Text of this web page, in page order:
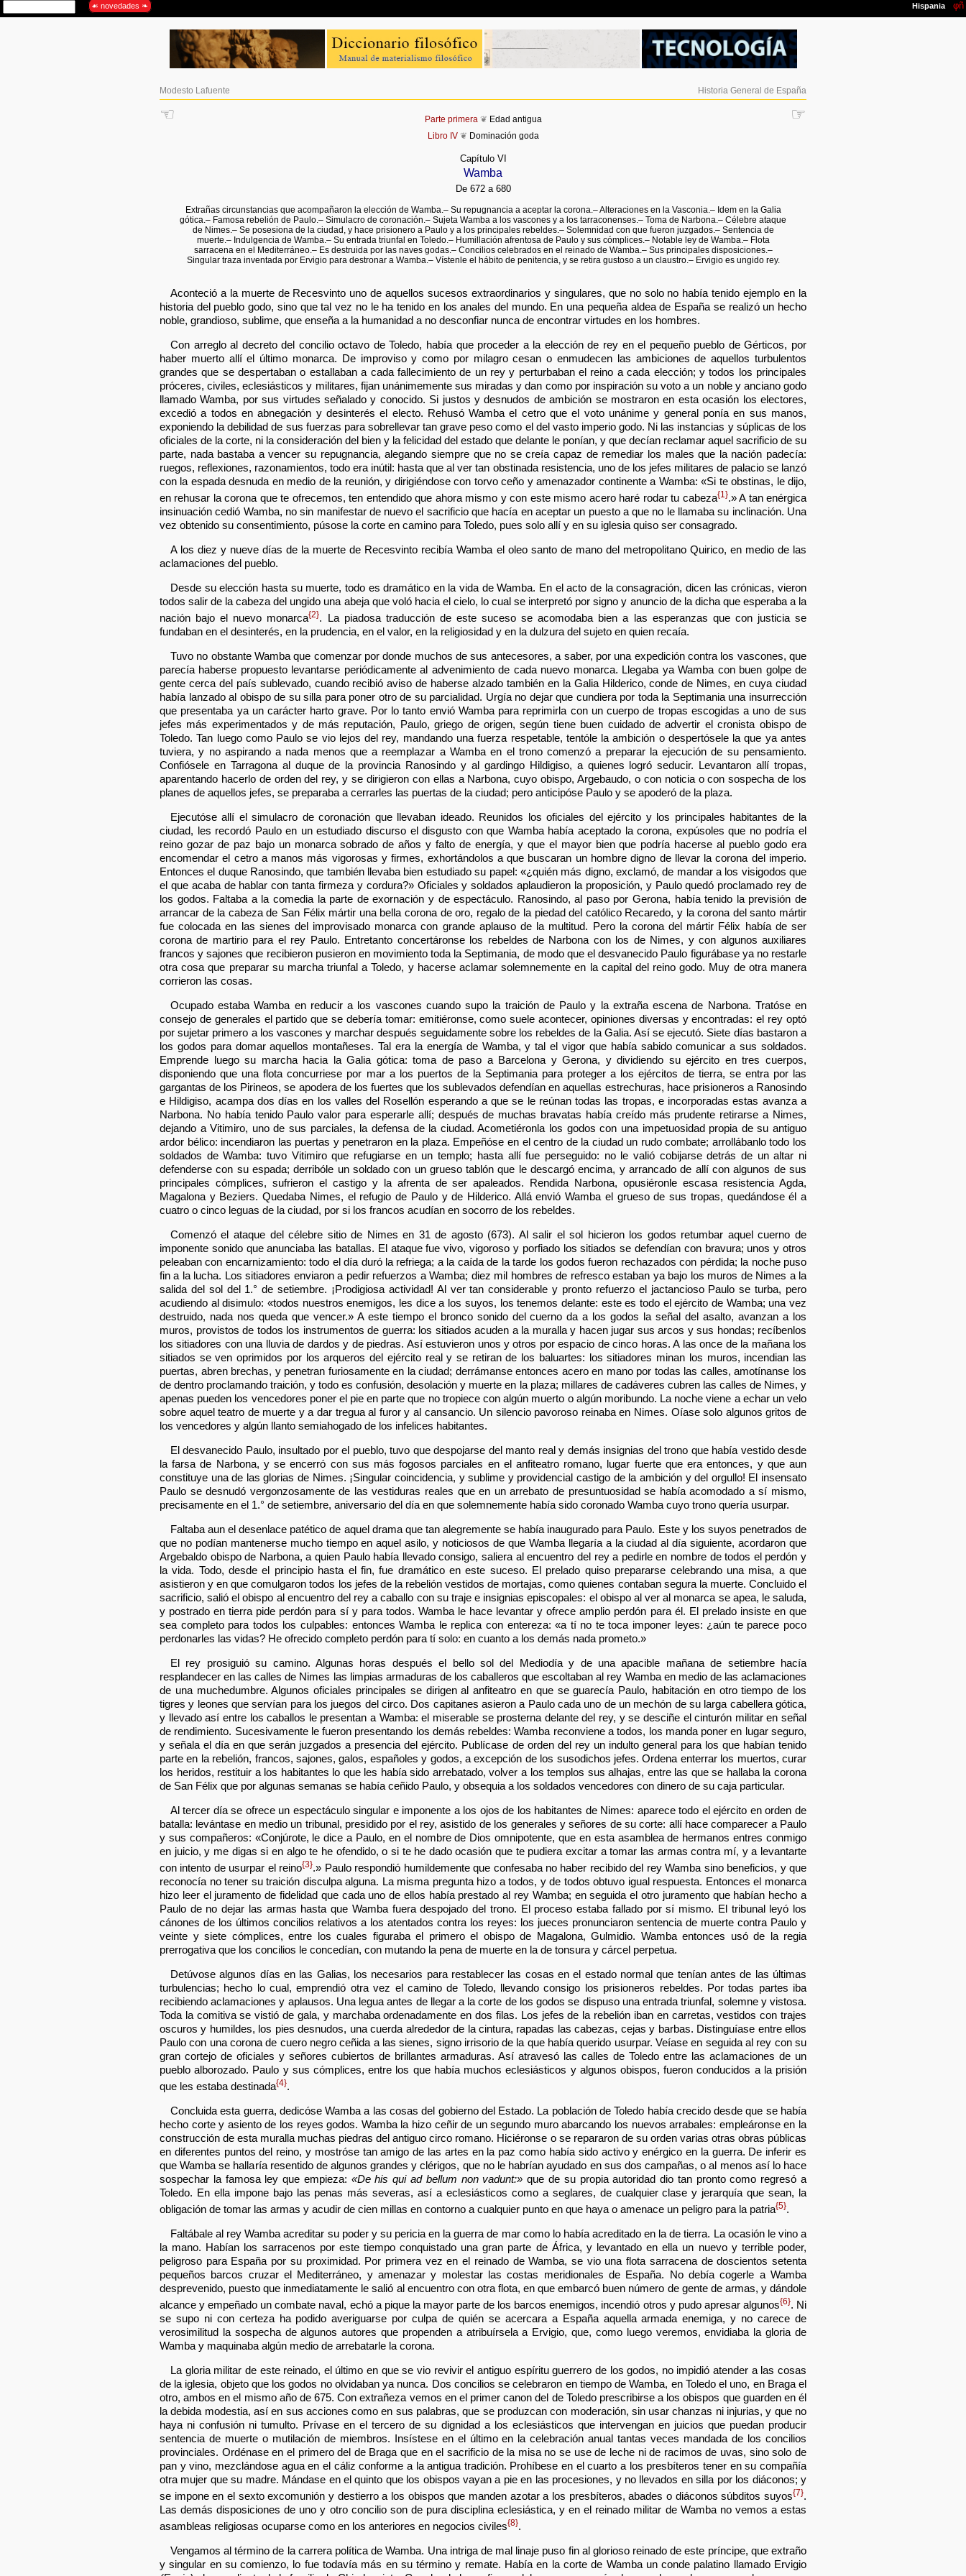
Modesto Lafuente Historia General de España
☜ ☞
Parte primera ❦ Edad antigua
Libro IV ❦ Dominación goda
Capítulo VI
Wamba
De 672 a 680
Extrañas circunstancias que acompañaron la elección de Wamba.– Su repugnancia a aceptar la corona.– Alteraciones en la Vasconia.– Idem en la Galia
gótica.– Famosa rebelión de Paulo.– Simulacro de coronación.– Sujeta Wamba a los vascones y a los tarraconenses.– Toma de Narbona.– Célebre ataque
de Nimes.– Se posesiona de la ciudad, y hace prisionero a Paulo y a los principales rebeldes.– Solemnidad con que fueron juzgados.– Sentencia de
muerte.– Indulgencia de Wamba.– Su entrada triunfal en Toledo.– Humillación afrentosa de Paulo y sus cómplices.– Notable ley de Wamba.– Flota
sarracena en el Mediterráneo.– Es destruida por las naves godas.– Concilios celebrados en el reinado de Wamba.– Sus principales disposiciones.–
Singular traza inventada por Ervigio para destronar a Wamba.– Vístenle el hábito de penitencia, y se retira gustoso a un claustro.– Ervigio es ungido rey.
Aconteció a la muerte de Recesvinto uno de aquellos sucesos extraordinarios y singulares, que no solo no había tenido ejemplo en la
historia del pueblo godo, sino que tal vez no le ha tenido en los anales del mundo. En una pequeña aldea de España se realizó un hecho
noble, grandioso, sublime, que enseña a la humanidad a no desconfiar nunca de encontrar virtudes en los hombres.
Con arreglo al decreto del concilio octavo de Toledo, había que proceder a la elección de rey en el pequeño pueblo de Gérticos, por
haber muerto allí el último monarca. De improviso y como por milagro cesan o enmudecen las ambiciones de aquellos turbulentos
grandes que se despertaban o estallaban a cada fallecimiento de un rey y perturbaban el reino a cada elección; y todos los principales
próceres, civiles, eclesiásticos y militares, fijan unánimemente sus miradas y dan como por inspiración su voto a un noble y anciano godo
llamado Wamba, por sus virtudes señalado y conocido. Si justos y desnudos de ambición se mostraron en esta ocasión los electores,
excedió a todos en abnegación y desinterés el electo. Rehusó Wamba el cetro que el voto unánime y general ponía en sus manos,
exponiendo la debilidad de sus fuerzas para sobrellevar tan grave peso como el del vasto imperio godo. Ni las instancias y súplicas de los
oficiales de la corte, ni la consideración del bien y la felicidad del estado que delante le ponían, y que decían reclamar aquel sacrificio de su
parte, nada bastaba a vencer su repugnancia, alegando siempre que no se creía capaz de remediar los males que la nación padecía:
ruegos, reflexiones, razonamientos, todo era inútil: hasta que al ver tan obstinada resistencia, uno de los jefes militares de palacio se lanzó
con la espada desnuda en medio de la reunión, y dirigiéndose con torvo ceño y amenazador continente a Wamba: «Si te obstinas, le dijo,
en rehusar la corona que te ofrecemos, ten entendido que ahora mismo y con este mismo acero haré rodar tu cabeza{1}.» A tan enérgica
insinuación cedió Wamba, no sin manifestar de nuevo el sacrificio que hacía en aceptar un puesto a que no le llamaba su inclinación. Una
vez obtenido su consentimiento, púsose la corte en camino para Toledo, pues solo allí y en su iglesia quiso ser consagrado.
A los diez y nueve días de la muerte de Recesvinto recibía Wamba el oleo santo de mano del metropolitano Quirico, en medio de las
aclamaciones del pueblo.
Desde su elección hasta su muerte, todo es dramático en la vida de Wamba. En el acto de la consagración, dicen las crónicas, vieron
todos salir de la cabeza del ungido una abeja que voló hacia el cielo, lo cual se interpretó por signo y anuncio de la dicha que esperaba a la
nación bajo el nuevo monarca{2}. La piadosa traducción de este suceso se acomodaba bien a las esperanzas que con justicia se
fundaban en el desinterés, en la prudencia, en el valor, en la religiosidad y en la dulzura del sujeto en quien recaía.
Tuvo no obstante Wamba que comenzar por donde muchos de sus antecesores, a saber, por una expedición contra los vascones, que
parecía haberse propuesto levantarse periódicamente al advenimiento de cada nuevo monarca. Llegaba ya Wamba con buen golpe de
gente cerca del país sublevado, cuando recibió aviso de haberse alzado también en la Galia Hilderico, conde de Nimes, en cuya ciudad
había lanzado al obispo de su silla para poner otro de su parcialidad. Urgía no dejar que cundiera por toda la Septimania una insurrección
que presentaba ya un carácter harto grave. Por lo tanto envió Wamba para reprimirla con un cuerpo de tropas escogidas a uno de sus
jefes más experimentados y de más reputación, Paulo, griego de origen, según tiene buen cuidado de advertir el cronista obispo de
Toledo. Tan luego como Paulo se vio lejos del rey, mandando una fuerza respetable, tentóle la ambición o despertósele la que ya antes
tuviera, y no aspirando a nada menos que a reemplazar a Wamba en el trono comenzó a preparar la ejecución de su pensamiento.
Confiósele en Tarragona al duque de la provincia Ranosindo y al gardingo Hildigiso, a quienes logró seducir. Levantaron allí tropas,
aparentando hacerlo de orden del rey, y se dirigieron con ellas a Narbona, cuyo obispo, Argebaudo, o con noticia o con sospecha de los
planes de aquellos jefes, se preparaba a cerrarles las puertas de la ciudad; pero anticipóse Paulo y se apoderó de la plaza.
Ejecutóse allí el simulacro de coronación que llevaban ideado. Reunidos los oficiales del ejército y los principales habitantes de la
ciudad, les recordó Paulo en un estudiado discurso el disgusto con que Wamba había aceptado la corona, expúsoles que no podría el
reino gozar de paz bajo un monarca sobrado de años y falto de energía, y que el mayor bien que podría hacerse al pueblo godo era
encomendar el cetro a manos más vigorosas y firmes, exhortándolos a que buscaran un hombre digno de llevar la corona del imperio.
Entonces el duque Ranosindo, que también llevaba bien estudiado su papel: «¿quién más digno, exclamó, de mandar a los visigodos que
el que acaba de hablar con tanta firmeza y cordura?» Oficiales y soldados aplaudieron la proposición, y Paulo quedó proclamado rey de
los godos. Faltaba a la comedia la parte de exornación y de espectáculo. Ranosindo, al paso por Gerona, había tenido la previsión de
arrancar de la cabeza de San Félix mártir una bella corona de oro, regalo de la piedad del católico Recaredo, y la corona del santo mártir
fue colocada en las sienes del improvisado monarca con grande aplauso de la multitud. Pero la corona del mártir Félix había de ser
corona de martirio para el rey Paulo. Entretanto concertáronse los rebeldes de Narbona con los de Nimes, y con algunos auxiliares
francos y sajones que recibieron pusieron en movimiento toda la Septimania, de modo que el desvanecido Paulo figurábase ya no restarle
otra cosa que preparar su marcha triunfal a Toledo, y hacerse aclamar solemnemente en la capital del reino godo. Muy de otra manera
corrieron las cosas.
Ocupado estaba Wamba en reducir a los vascones cuando supo la traición de Paulo y la extraña escena de Narbona. Tratóse en
consejo de generales el partido que se debería tomar: emitiéronse, como suele acontecer, opiniones diversas y encontradas: el rey optó
por sujetar primero a los vascones y marchar después seguidamente sobre los rebeldes de la Galia. Así se ejecutó. Siete días bastaron a
los godos para domar aquellos montañeses. Tal era la energía de Wamba, y tal el vigor que había sabido comunicar a sus soldados.
Emprende luego su marcha hacia la Galia gótica: toma de paso a Barcelona y Gerona, y dividiendo su ejército en tres cuerpos,
disponiendo que una flota concurriese por mar a los puertos de la Septimania para proteger a los ejércitos de tierra, se entra por las
gargantas de los Pirineos, se apodera de los fuertes que los sublevados defendían en aquellas estrechuras, hace prisioneros a Ranosindo
e Hildigiso, acampa dos días en los valles del Rosellón esperando a que se le reúnan todas las tropas, e incorporadas estas avanza a
Narbona. No había tenido Paulo valor para esperarle allí; después de muchas bravatas había creído más prudente retirarse a Nimes,
dejando a Vitimiro, uno de sus parciales, la defensa de la ciudad. Acometiéronla los godos con una impetuosidad propia de su antiguo
ardor bélico: incendiaron las puertas y penetraron en la plaza. Empeñóse en el centro de la ciudad un rudo combate; arrollábanlo todo los
soldados de Wamba: tuvo Vitimiro que refugiarse en un templo; hasta allí fue perseguido: no le valió cobijarse detrás de un altar ni
defenderse con su espada; derribóle un soldado con un grueso tablón que le descargó encima, y arrancado de allí con algunos de sus
principales cómplices, sufrieron el castigo y la afrenta de ser apaleados. Rendida Narbona, opusiéronle escasa resistencia Agda,
Magalona y Beziers. Quedaba Nimes, el refugio de Paulo y de Hilderico. Allá envió Wamba el grueso de sus tropas, quedándose él a
cuatro o cinco leguas de la ciudad, por si los francos acudían en socorro de los rebeldes.
Comenzó el ataque del célebre sitio de Nimes en 31 de agosto (673). Al salir el sol hicieron los godos retumbar aquel cuerno de
imponente sonido que anunciaba las batallas. El ataque fue vivo, vigoroso y porfiado los sitiados se defendían con bravura; unos y otros
peleaban con encarnizamiento: todo el día duró la refriega; a la caída de la tarde los godos fueron rechazados con pérdida; la noche puso
fin a la lucha. Los sitiadores enviaron a pedir refuerzos a Wamba; diez mil hombres de refresco estaban ya bajo los muros de Nimes a la
salida del sol del 1.° de setiembre. ¡Prodigiosa actividad! Al ver tan considerable y pronto refuerzo el jactancioso Paulo se turba, pero
acudiendo al disimulo: «todos nuestros enemigos, les dice a los suyos, los tenemos delante: este es todo el ejército de Wamba; una vez
destruido, nada nos queda que vencer.» A este tiempo el bronco sonido del cuerno da a los godos la señal del asalto, avanzan a los
muros, provistos de todos los instrumentos de guerra: los sitiados acuden a la muralla y hacen jugar sus arcos y sus hondas; recíbenlos
los sitiadores con una lluvia de dardos y de piedras. Así estuvieron unos y otros por espacio de cinco horas. A las once de la mañana los
sitiados se ven oprimidos por los arqueros del ejército real y se retiran de los baluartes: los sitiadores minan los muros, incendian las
puertas, abren brechas, y penetran furiosamente en la ciudad; derrámanse entonces acero en mano por todas las calles, amotínanse los
de dentro proclamando traición, y todo es confusión, desolación y muerte en la plaza; millares de cadáveres cubren las calles de Nimes, y
apenas pueden los vencedores poner el pie en parte que no tropiece con algún muerto o algún moribundo. La noche viene a echar un velo
sobre aquel teatro de muerte y a dar tregua al furor y al cansancio. Un silencio pavoroso reinaba en Nimes. Oíase solo algunos gritos de
los vencedores y algún llanto semiahogado de los infelices habitantes.
El desvanecido Paulo, insultado por el pueblo, tuvo que despojarse del manto real y demás insignias del trono que había vestido desde
la farsa de Narbona, y se encerró con sus más fogosos parciales en el anfiteatro romano, lugar fuerte que era entonces, y que aun
constituye una de las glorias de Nimes. ¡Singular coincidencia, y sublime y providencial castigo de la ambición y del orgullo! El insensato
Paulo se desnudó vergonzosamente de las vestiduras reales que en un arrebato de presuntuosidad se había acomodado a sí mismo,
precisamente en el 1.° de setiembre, aniversario del día en que solemnemente había sido coronado Wamba cuyo trono quería usurpar.
Faltaba aun el desenlace patético de aquel drama que tan alegremente se había inaugurado para Paulo. Este y los suyos penetrados de
que no podían mantenerse mucho tiempo en aquel asilo, y noticiosos de que Wamba llegaría a la ciudad al día siguiente, acordaron que
Argebaldo obispo de Narbona, a quien Paulo había llevado consigo, saliera al encuentro del rey a pedirle en nombre de todos el perdón y
la vida. Todo, desde el principio hasta el fin, fue dramático en este suceso. El prelado quiso prepararse celebrando una misa, a que
asistieron y en que comulgaron todos los jefes de la rebelión vestidos de mortajas, como quienes contaban segura la muerte. Concluido el
sacrificio, salió el obispo al encuentro del rey a caballo con su traje e insignias episcopales: el obispo al ver al monarca se apea, le saluda,
y postrado en tierra pide perdón para sí y para todos. Wamba le hace levantar y ofrece amplio perdón para él. El prelado insiste en que
sea completo para todos los culpables: entonces Wamba le replica con entereza: «a tí no te toca imponer leyes: ¿aún te parece poco
perdonarles las vidas? He ofrecido completo perdón para tí solo: en cuanto a los demás nada prometo.»
El rey prosiguió su camino. Algunas horas después el bello sol del Mediodía y de una apacible mañana de setiembre hacía
resplandecer en las calles de Nimes las limpias armaduras de los caballeros que escoltaban al rey Wamba en medio de las aclamaciones
de una muchedumbre. Algunos oficiales principales se dirigen al anfiteatro en que se guarecía Paulo, habitación en otro tiempo de los
tigres y leones que servían para los juegos del circo. Dos capitanes asieron a Paulo cada uno de un mechón de su larga cabellera gótica,
y llevado así entre los caballos le presentan a Wamba: el miserable se prosterna delante del rey, y se desciñe el cinturón militar en señal
de rendimiento. Sucesivamente le fueron presentando los demás rebeldes: Wamba reconviene a todos, los manda poner en lugar seguro,
y señala el día en que serán juzgados a presencia del ejército. Publícase de orden del rey un indulto general para los que habían tenido
parte en la rebelión, francos, sajones, galos, españoles y godos, a excepción de los susodichos jefes. Ordena enterrar los muertos, curar
los heridos, restituir a los habitantes lo que les había sido arrebatado, volver a los templos sus alhajas, entre las que se hallaba la corona
de San Félix que por algunas semanas se había ceñido Paulo, y obsequia a los soldados vencedores con dinero de su caja particular.
Al tercer día se ofrece un espectáculo singular e imponente a los ojos de los habitantes de Nimes: aparece todo el ejército en orden de
batalla: levántase en medio un tribunal, presidido por el rey, asistido de los generales y señores de su corte: allí hace comparecer a Paulo
y sus compañeros: «Conjúrote, le dice a Paulo, en el nombre de Dios omnipotente, que en esta asamblea de hermanos entres conmigo
en juicio, y me digas si en algo te he ofendido, o si te he dado ocasión que te pudiera excitar a tomar las armas contra mí, y a levantarte
con intento de usurpar el reino{3}.» Paulo respondió humildemente que confesaba no haber recibido del rey Wamba sino beneficios, y que
reconocía no tener su traición disculpa alguna. La misma pregunta hizo a todos, y de todos obtuvo igual respuesta. Entonces el monarca
hizo leer el juramento de fidelidad que cada uno de ellos había prestado al rey Wamba; en seguida el otro juramento que habían hecho a
Paulo de no dejar las armas hasta que Wamba fuera despojado del trono. El proceso estaba fallado por sí mismo. El tribunal leyó los
cánones de los últimos concilios relativos a los atentados contra los reyes: los jueces pronunciaron sentencia de muerte contra Paulo y
veinte y siete cómplices, entre los cuales figuraba el primero el obispo de Magalona, Gulmidio. Wamba entonces usó de la regia
prerrogativa que los concilios le concedían, con mutando la pena de muerte en la de tonsura y cárcel perpetua.
Detúvose algunos días en las Galias, los necesarios para restablecer las cosas en el estado normal que tenían antes de las últimas
turbulencias; hecho lo cual, emprendió otra vez el camino de Toledo, llevando consigo los prisioneros rebeldes. Por todas partes iba
recibiendo aclamaciones y aplausos. Una legua antes de llegar a la corte de los godos se dispuso una entrada triunfal, solemne y vistosa.
Toda la comitiva se vistió de gala, y marchaba ordenadamente en dos filas. Los jefes de la rebelión iban en carretas, vestidos con trajes
oscuros y humildes, los pies desnudos, una cuerda alrededor de la cintura, rapadas las cabezas, cejas y barbas. Distinguíase entre ellos
Paulo con una corona de cuero negro ceñida a las sienes, signo irrisorio de la que había querido usurpar. Veíase en seguida al rey con su
gran cortejo de oficiales y señores cubiertos de brillantes armaduras. Así atravesó las calles de Toledo entre las aclamaciones de un
pueblo alborozado. Paulo y sus cómplices, entre los que había muchos eclesiásticos y algunos obispos, fueron conducidos a la prisión
que les estaba destinada{4}.
Concluida esta guerra, dedicóse Wamba a las cosas del gobierno del Estado. La población de Toledo había crecido desde que se había
hecho corte y asiento de los reyes godos. Wamba la hizo ceñir de un segundo muro abarcando los nuevos arrabales: empleáronse en la
construcción de esta muralla muchas piedras del antiguo circo romano. Hiciéronse o se repararon de su orden varias otras obras públicas
en diferentes puntos del reino, y mostróse tan amigo de las artes en la paz como había sido activo y enérgico en la guerra. De inferir es
que Wamba se hallaría resentido de algunos grandes y clérigos, que no le habrían ayudado en sus dos campañas, o al menos así lo hace
sospechar la famosa ley que empieza: «De his qui ad bellum non vadunt:» que de su propia autoridad dio tan pronto como regresó a
Toledo. En ella impone bajo las penas más severas, así a eclesiásticos como a seglares, de cualquier clase y jerarquía que sean, la
obligación de tomar las armas y acudir de cien millas en contorno a cualquier punto en que haya o amenace un peligro para la patria{5}.
Faltábale al rey Wamba acreditar su poder y su pericia en la guerra de mar como lo había acreditado en la de tierra. La ocasión le vino a
la mano. Habían los sarracenos por este tiempo conquistado una gran parte de África, y levantado en ella un nuevo y terrible poder,
peligroso para España por su proximidad. Por primera vez en el reinado de Wamba, se vio una flota sarracena de doscientos setenta
pequeños barcos cruzar el Mediterráneo, y amenazar y molestar las costas meridionales de España. No debía cogerle a Wamba
desprevenido, puesto que inmediatamente le salió al encuentro con otra flota, en que embarcó buen número de gente de armas, y dándole
alcance y empeñado un combate naval, echó a pique la mayor parte de los barcos enemigos, incendió otros y pudo apresar algunos{6}. Ni
se supo ni con certeza ha podido averiguarse por culpa de quién se acercara a España aquella armada enemiga, y no carece de
verosimilitud la sospecha de algunos autores que propenden a atribuírsela a Ervigio, que, como luego veremos, envidiaba la gloria de
Wamba y maquinaba algún medio de arrebatarle la corona.
La gloria militar de este reinado, el último en que se vio revivir el antiguo espíritu guerrero de los godos, no impidió atender a las cosas
de la iglesia, objeto que los godos no olvidaban ya nunca. Dos concilios se celebraron en tiempo de Wamba, en Toledo el uno, en Braga el
otro, ambos en el mismo año de 675. Con extrañeza vemos en el primer canon del de Toledo prescribirse a los obispos que guarden en él
la debida modestia, así en sus acciones como en sus palabras, que se produzcan con moderación, sin usar chanzas ni injurias, y que no
haya ni confusión ni tumulto. Prívase en el tercero de su dignidad a los eclesiásticos que intervengan en juicios que puedan producir
sentencia de muerte o mutilación de miembros. Insístese en el último en la celebración anual tantas veces mandada de los concilios
provinciales. Ordénase en el primero del de Braga que en el sacrificio de la misa no se use de leche ni de racimos de uvas, sino solo de
pan y vino, mezclándose agua en el cáliz conforme a la antigua tradición. Prohíbese en el cuarto a los presbíteros tener en su compañía
otra mujer que su madre. Mándase en el quinto que los obispos vayan a pie en las procesiones, y no llevados en silla por los diáconos; y
se impone en el sexto excomunión y destierro a los obispos que manden azotar a los presbíteros, abades o diáconos súbditos suyos{7}.
Las demás disposiciones de uno y otro concilio son de pura disciplina eclesiástica, y en el reinado militar de Wamba no vemos a estas
asambleas religiosas ocuparse como en los anteriores en negocios civiles{8}.
Vengamos al término de la carrera política de Wamba. Una intriga de mal linaje puso fin al glorioso reinado de este príncipe, que extraño
y singular en su comienzo, lo fue todavía más en su término y remate. Había en la corte de Wamba un conde palatino llamado Ervigio